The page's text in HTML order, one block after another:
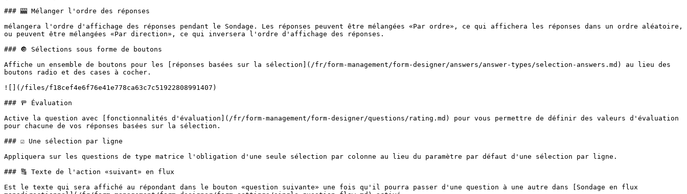
### 🎰 Mélanger l'ordre des réponses
mélangera l'ordre d'affichage des réponses pendant le Sondage. Les réponses peuvent être mélangées «Par ordre», ce qui affichera les réponses dans un ordre aléatoire,
ou peuvent être mélangées «Par direction», ce qui inversera l'ordre d'affichage des réponses.
### 🔘 Sélections sous forme de boutons
Affiche un ensemble de boutons pour les [réponses basées sur la sélection](/fr/form-management/form-designer/answers/answer-types/selection-answers.md) au lieu des
boutons radio et des cases à cocher.
![](/files/f18cef4e6f76e41e778ca63c7c51922808991407)
### 🚥 Évaluation
Active la question avec [fonctionnalités d'évaluation](/fr/form-management/form-designer/questions/rating.md) pour vous permettre de définir des valeurs d'évaluation
pour chacune de vos réponses basées sur la sélection.
### ☑️ Une sélection par ligne
Appliquera sur les questions de type matrice l'obligation d'une seule sélection par colonne au lieu du paramètre par défaut d'une sélection par ligne.
### 🔠 Texte de l'action «suivant» en flux
Est le texte qui sera affiché au répondant dans le bouton «question suivante» une fois qu'il pourra passer d'une question à une autre dans [Sondage en flux